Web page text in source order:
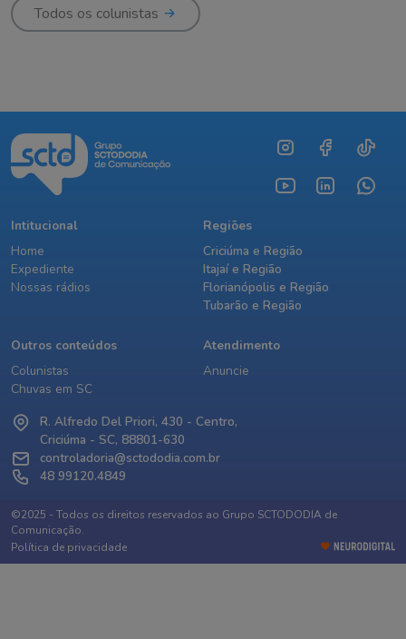
Todos os colunistas
Intitucional
Home
Expediente
Nossas rádios
Regiões
Criciúma e Região
Itajaí e Região
Florianópolis e Região
Tubarão e Região
Outros conteúdos
Colunistas
Chuvas em SC
Atendimento
Anuncie
R. Alfredo Del Priori, 430 - Centro,
Criciúma - SC, 88801-630
controladoria@sctododia.com.br
48 99120.4849
©2025 - Todos os direitos reservados ao Grupo SCTODODIA de
Comunicação.
Política de privacidade